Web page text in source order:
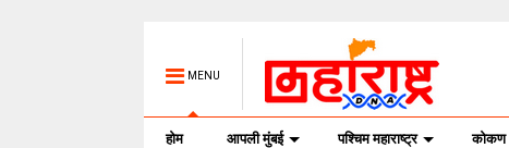
MENU
होम आपली मुंबई पश्चिम महाराष्ट्र कोकण